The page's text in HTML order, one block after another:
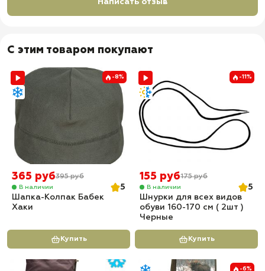
Написать отзыв
С этим товаром покупают
-8%
365 руб395 руб
В наличии
5
Шапка-Колпак Бабек
Хаки
Купить
-11%
155 руб175 руб
В наличии
5
Шнурки для всех видов
обуви 160-170 см ( 2шт )
Черные
Купить
-6%